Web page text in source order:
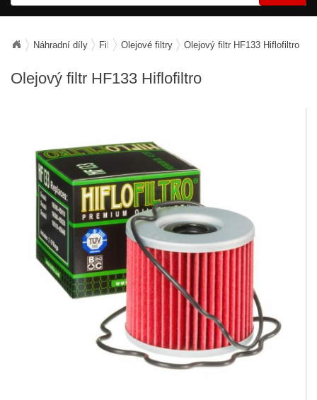
Náhradní díly Filtry Olejové filtry Olejový filtr HF133 Hiflofiltro
Olejový filtr HF133 Hiflofiltro